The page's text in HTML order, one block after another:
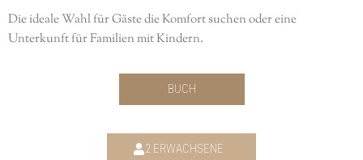
Die ideale Wahl für Gäste die Komfort suchen oder eine
Unterkunft für Familien mit Kindern.
BUCH
2 ERWACHSENE